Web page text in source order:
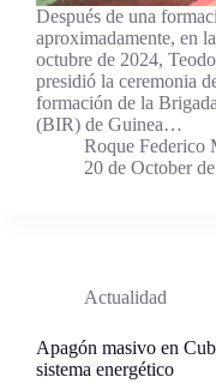
Después de una
aproximadamente, en
octubre de 2024,
presidió la ceremonia
formación de la
(BIR) de Guinea…
Roque Federico
20 de October
Actualidad
Apagón masivo en
sistema energético